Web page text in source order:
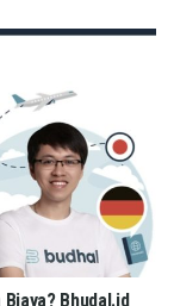
Bhudal.id